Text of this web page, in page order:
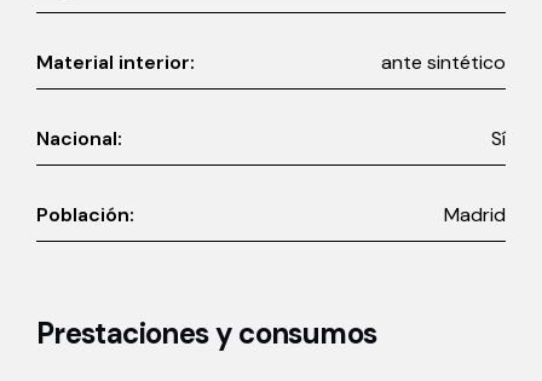
Material interior: ante sintético
Nacional: Sí
Población: Madrid
Prestaciones y consumos